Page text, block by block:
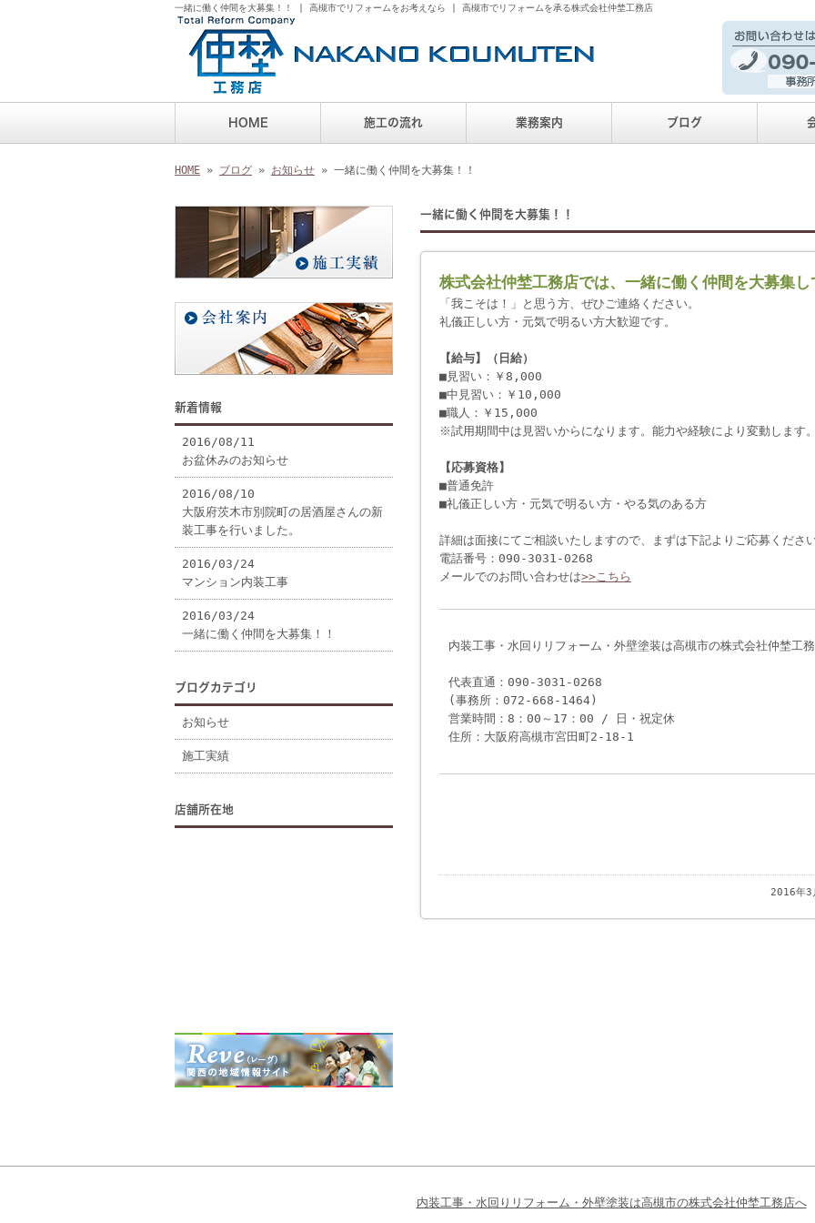
一緒に働く仲間を大募集！！ | 高槻市でリフォームをお考えなら | 高槻市でリフォームを承る株式会社仲埜工務店
HOME 施工の流れ 業務案内 ブログ
HOME » ブログ » お知らせ » 一緒に働く仲間を大募集！！
一緒に働く仲間を大募集！！
株式会社仲埜工務店では、一緒に働く仲間を大募集し
「我こそは！」と思う方、ぜひご連絡ください。
礼儀正しい方・元気で明るい方大歓迎です。
【給与】（日給）
■見習い：￥8,000
■中見習い：￥10,000
■職人：￥15,000
※試用期間中は見習いからになります。能力や経験により変動します。
【応募資格】
■普通免許
■礼儀正しい方・元気で明るい方・やる気のある方
詳細は面接にてご相談いたしますので、まずは下記よりご応募ください
電話番号：090-3031-0268
メールでのお問い合わせは>>こちら
内装工事・水回りリフォーム・外壁塗装は高槻市の株式会社仲埜工
代表直通：090-3031-0268
(事務所：072-668-1464)
営業時間：8：00～17：00 / 日・祝定休
住所：大阪府高槻市宮田町2-18-1
2016年
新着情報
2016/08/11
お盆休みのお知らせ
2016/08/10
大阪府茨木市別院町の居酒屋さんの新
装工事を行いました。
2016/03/24
マンション内装工事
2016/03/24
一緒に働く仲間を大募集！！
ブログカテゴリ
お知らせ
施工実績
店舗所在地
内装工事・水回りリフォーム・外壁塗装は高槻市の株式会社仲埜工務店へ